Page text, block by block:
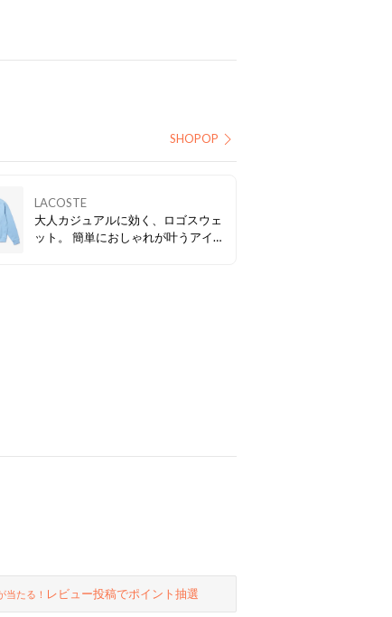
SHOPOP
LACOSTE
大人カジュアルに効く、ロゴスウェ
ット。 簡単におしゃれが叶うアイテ
当たる！ レビュー投稿でポイント抽選